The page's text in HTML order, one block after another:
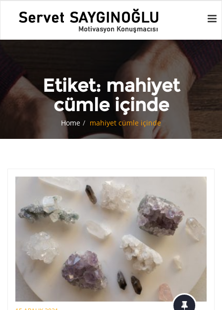
Etiket: mahiyet
cümle içinde
Home mahiyet cümle içinde